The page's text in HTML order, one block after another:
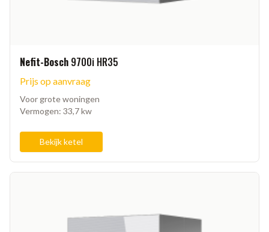
Nefit-Bosch 9700i HR35
Prijs op aanvraag
Voor grote woningen
Vermogen: 33,7 kw
Bekijk ketel